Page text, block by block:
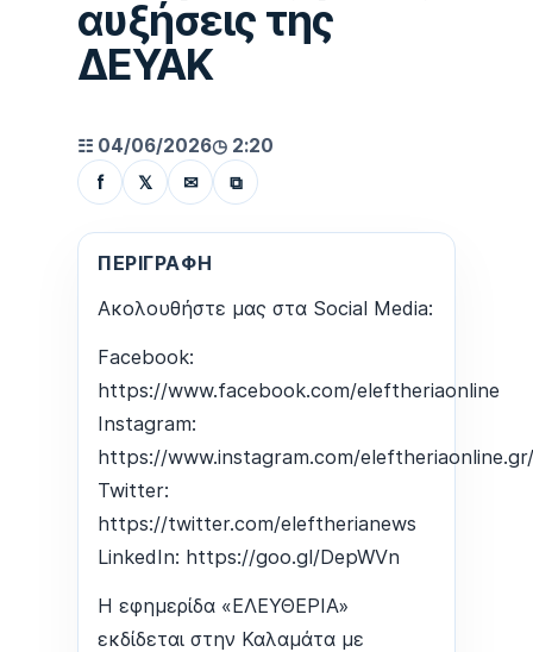
αυξήσεις της
ΔΕΥΑΚ
☷ 04/06/2026◷ 2:20
f
𝕏 ✉ ⧉
ΠΕΡΙΓΡΑΦΉ
Ακολουθήστε μας στα Social Media:
Facebook:
https://www.facebook.com/eleftheriaonline
Instagram:
https://www.instagram.com/eleftheriaonline.gr/
Twitter:
https://twitter.com/eleftherianews
LinkedIn: https://goo.gl/DepWVn
Η εφημερίδα «ΕΛΕΥΘΕΡΙΑ»
εκδίδεται στην Καλαμάτα με